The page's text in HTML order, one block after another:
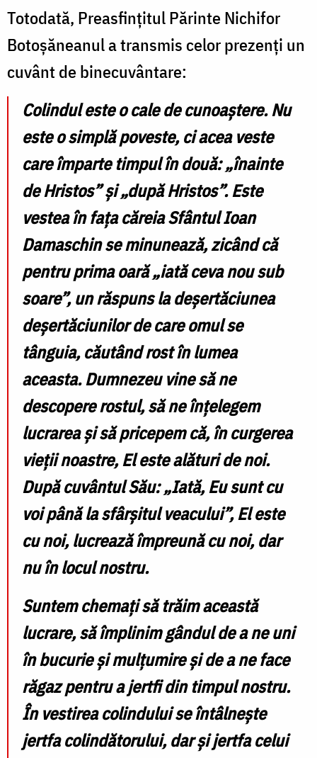
Totodată, Preasfințitul Părinte Nichifor
Botoșăneanul a transmis celor prezenți un
cuvânt de binecuvântare:
Colindul este o cale de cunoaștere. Nu
este o simplă poveste, ci acea veste
care împarte timpul în două: „înainte
de Hristos” și „după Hristos”. Este
vestea în fața căreia Sfântul Ioan
Damaschin se minunează, zicând că
pentru prima oară „iată ceva nou sub
soare”, un răspuns la deșertăciunea
deșertăciunilor de care omul se
tânguia, căutând rost în lumea
aceasta. Dumnezeu vine să ne
descopere rostul, să ne înțelegem
lucrarea și să pricepem că, în curgerea
vieții noastre, El este alături de noi.
După cuvântul Său: „Iată, Eu sunt cu
voi până la sfârșitul veacului”, El este
cu noi, lucrează împreună cu noi, dar
nu în locul nostru.
Suntem chemați să trăim această
lucrare, să împlinim gândul de a ne uni
în bucurie și mulțumire și de a ne face
răgaz pentru a jertfi din timpul nostru.
În vestirea colindului se întâlnește
jertfa colindătorului, dar și jertfa celui